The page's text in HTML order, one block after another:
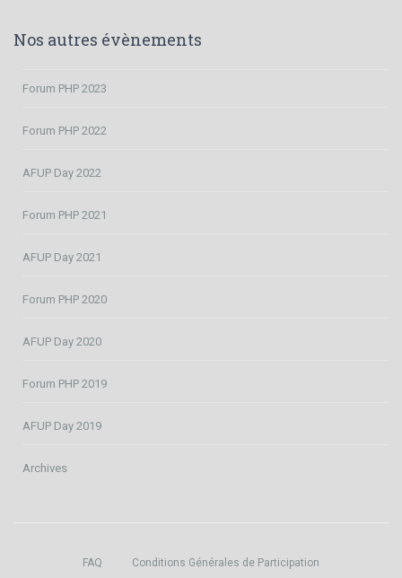
Nos autres évènements
Forum PHP 2023
Forum PHP 2022
AFUP Day 2022
Forum PHP 2021
AFUP Day 2021
Forum PHP 2020
AFUP Day 2020
Forum PHP 2019
AFUP Day 2019
Archives
FAQ Conditions Générales de Participation